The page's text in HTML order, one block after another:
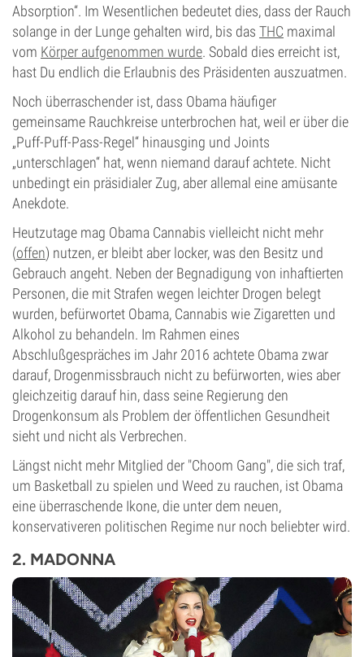
Absorption“. Im Wesentlichen bedeutet dies, dass der Rauch
solange in der Lunge gehalten wird, bis das THC maximal
vom Körper aufgenommen wurde. Sobald dies erreicht ist,
hast Du endlich die Erlaubnis des Präsidenten auszuatmen.
Noch überraschender ist, dass Obama häufiger
gemeinsame Rauchkreise unterbrochen hat, weil er über die
„Puff-Puff-Pass-Regel“ hinausging und Joints
„unterschlagen“ hat, wenn niemand darauf achtete. Nicht
unbedingt ein präsidialer Zug, aber allemal eine amüsante
Anekdote.
Heutzutage mag Obama Cannabis vielleicht nicht mehr
(offen) nutzen, er bleibt aber locker, was den Besitz und
Gebrauch angeht. Neben der Begnadigung von inhaftierten
Personen, die mit Strafen wegen leichter Drogen belegt
wurden, befürwortet Obama, Cannabis wie Zigaretten und
Alkohol zu behandeln. Im Rahmen eines
Abschlußgespräches im Jahr 2016 achtete Obama zwar
darauf, Drogenmissbrauch nicht zu befürworten, wies aber
gleichzeitig darauf hin, dass seine Regierung den
Drogenkonsum als Problem der öffentlichen Gesundheit
sieht und nicht als Verbrechen.
Längst nicht mehr Mitglied der "Choom Gang", die sich traf,
um Basketball zu spielen und Weed zu rauchen, ist Obama
eine überraschende Ikone, die unter dem neuen,
konservativeren politischen Regime nur noch beliebter wird.
2. MADONNA